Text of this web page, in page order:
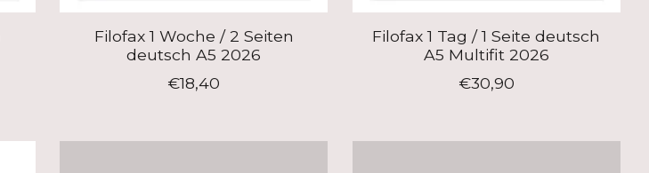
Filofax 1 Woche / 2 Seiten
deutsch A5 2026
€18,40
Filofax 1 Tag / 1 Seite deutsch
A5 Multifit 2026
€30,90